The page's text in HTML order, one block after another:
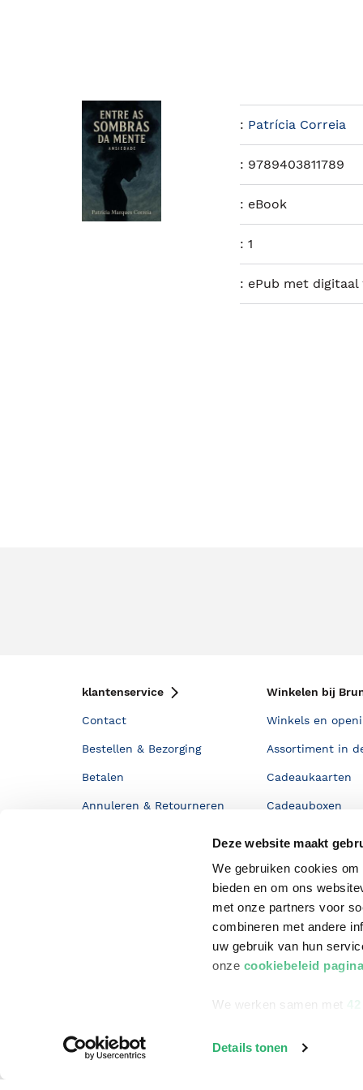
Deze website maakt
We gebruiken cookies
bieden en om ons
met onze partners voor
combineren met andere
uw gebruik van hun
onze cookiebeleid pagina
We werken samen met
Details tonen
: Patrícia Correia
: 9789403811789
: eBook
: 1
: ePub met
klantenservice
Contact
Bestellen & Bezorging
Betalen
Annuleren & Retourneren
Zakelijk boeken bestellen
Winkelen bij
Winkels en
Assortiment in
Cadeaukaarten
Cadeauboxen
ING